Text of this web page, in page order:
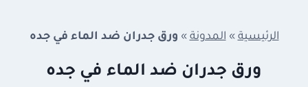
الرئيسية»المدونة» ورق جدران ضد الماء في جده
ورق جدران ضد الماء في جده